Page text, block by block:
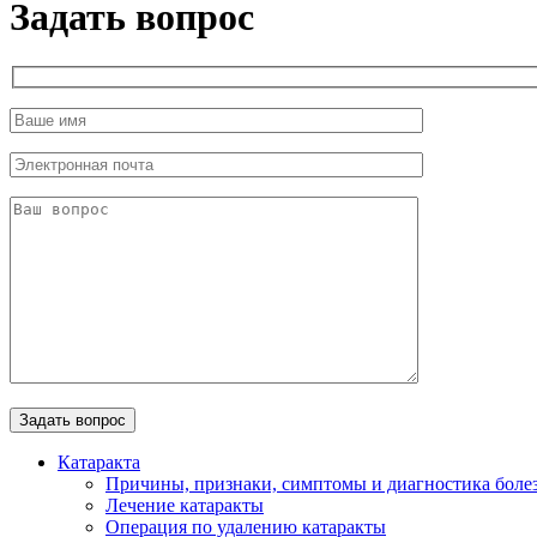
Задать вопрос
Катаракта
Причины, признаки, симптомы и диагностика
Лечение катаракты
Операция по удалению катаракты